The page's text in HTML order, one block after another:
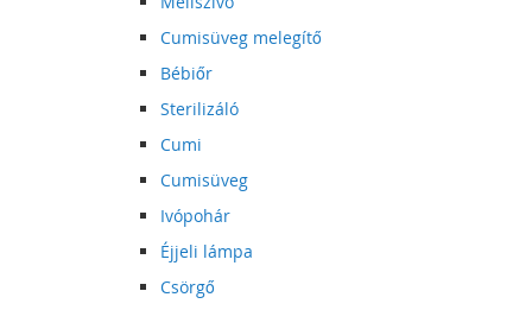
Cumisüveg melegítő
Bébiőr
Sterilizáló
Cumi
Cumisüveg
Ivópohár
Éjjeli lámpa
Csörgő